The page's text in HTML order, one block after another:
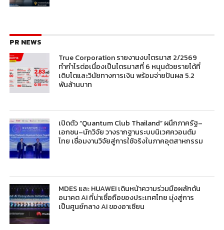
PR NEWS
True Corporation รายงานงบไตรมาส 2/2569
ทำกำไรต่อเนื่องเป็นไตรมาสที่ 6 หนุนด้วยรายได้ที่
เติบโตและวินัยทางการเงิน พร้อมจ่ายปันผล 5.2
พันล้านบาท
เปิดตัว “Quantum Club Thailand” ผนึกภาครัฐ–
เอกชน–นักวิจัย วางรากฐานระบบนิเวศควอนตัม
ไทย เชื่อมงานวิจัยสู่การใช้จริงในภาคอุตสาหกรรม
MDES และ HUAWEI เดินหน้าความร่วมมือผลักดัน
อนาคต AI ที่น่าเชื่อถือของประเทศไทย มุ่งสู่การ
เป็นศูนย์กลาง AI ของอาเซียน